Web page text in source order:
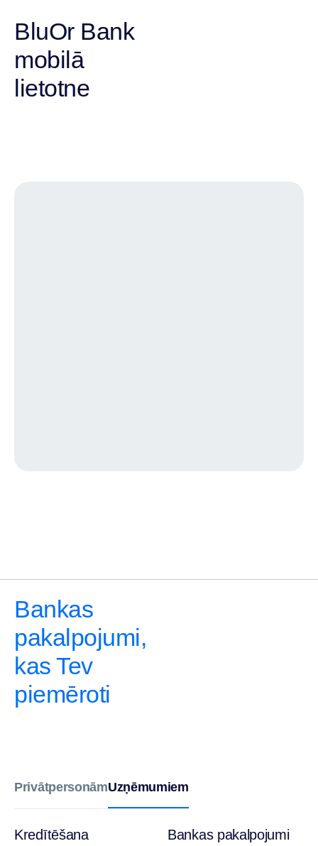
BluOr Bank
mobilā
lietotne
Bankas
pakalpojumi,
kas Tev
piemēroti
PrivātpersonāmUzņēmumiem
Kredītēšana Bankas pakalpojumi